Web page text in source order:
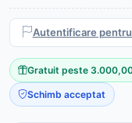
Autentificare
Gratuit peste 3.000,00
Schimb acceptat